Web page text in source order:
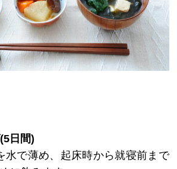
日間)
水で薄め、起床時から就寝前まで